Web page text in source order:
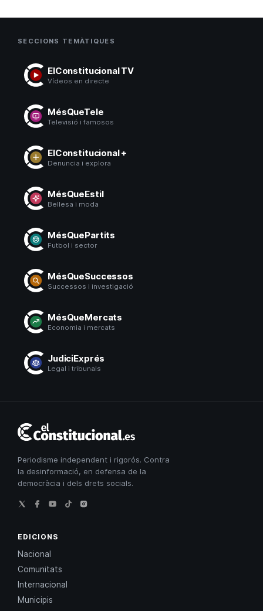
SECCIONS TEMÀTIQUES
ElConstitucional TV
Vídeos en directe
MésQueTele
Televisió i famosos
ElConstitucional +
Denuncia i explora
MésQueEstil
Bellesa i moda
MésQuePartits
Futbol i sector
MésQueSuccessos
Successos i investigació
MésQueMercats
Economia i mercats
JudiciExprés
Legal i tribunals
Constitucional
Periodisme independent i rigorós. Contra
la desinformació, en defensa de la
democràcia i dels drets socials.
EDICIONS
Nacional
Comunitats
Internacional
Municipis